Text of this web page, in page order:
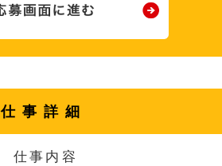
仕事詳細
仕事内容